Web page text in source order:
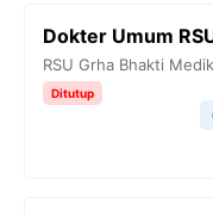
Dokter Umum
RSU Grha Bhakti
Ditutup